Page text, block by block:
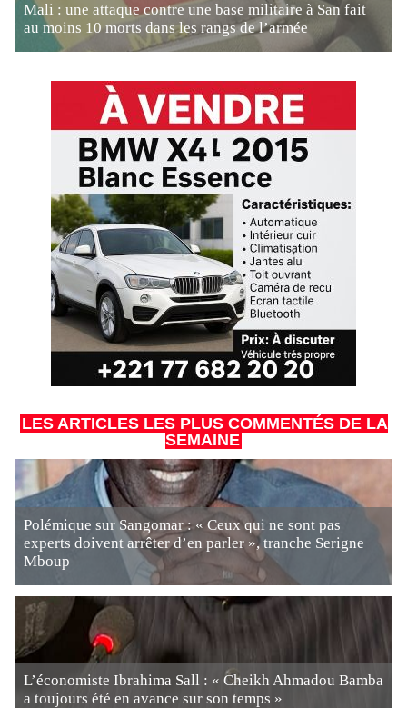
Mali : une attaque contre une base militaire à San fait
au moins 10 morts dans les rangs de l’armée
LES ARTICLES LES PLUS COMMENTÉS DE LA
SEMAINE
Polémique sur Sangomar : « Ceux qui ne sont pas
experts doivent arrêter d’en parler », tranche Serigne
Mboup
L’économiste Ibrahima Sall : « Cheikh Ahmadou Bamba
a toujours été en avance sur son temps »